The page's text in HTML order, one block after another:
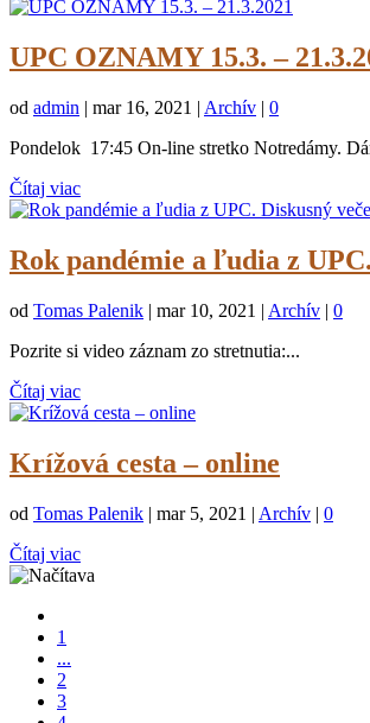
UPC OZNAMY 15.3. –
od admin | mar 16, 2021 | Archív | 0
Pondelok 17:45 On-line stretko
Čítaj viac
Rok pandémie a ľudia z
od Tomas Palenik | mar 10, 2021 | Archív | 0
Pozrite si video záznam zo stretnutia:...
Čítaj viac
Krížová cesta – online
od Tomas Palenik | mar 5, 2021 | Archív | 0
Čítaj viac
1
...
2
3